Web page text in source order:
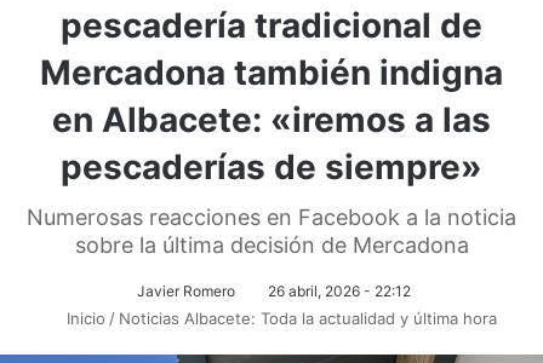
pescadería tradicional de
Mercadona también indigna
en Albacete: «iremos a las
pescaderías de siempre»
Numerosas reacciones en Facebook a la noticia
sobre la última decisión de Mercadona
Javier Romero 26 abril, 2026 - 22:12
Inicio / Noticias Albacete: Toda la actualidad y última hora